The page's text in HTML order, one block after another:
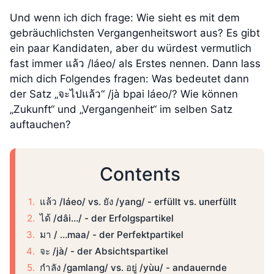
Und wenn ich dich frage: Wie sieht es mit dem
gebräuchlichsten Vergangenheitswort aus? Es gibt
ein paar Kandidaten, aber du würdest vermutlich
fast immer แล้ว /láeo/ als Erstes nennen. Dann lass
mich dich Folgendes fragen: Was bedeutet dann
der Satz „จะไปแล้ว“ /jà bpai láeo/? Wie können
„Zukunft“ und „Vergangenheit“ im selben Satz
auftauchen?
Contents
แล้ว /láeo/ vs. ยัง /yang/ - erfüllt vs. unerfüllt
ได้ /dâi…/ - der Erfolgspartikel
มา / …maa/ - der Perfektpartikel
จะ /jà/ - der Absichtspartikel
กำลัง /gamlang/ vs. อยู่ /yùu/ - andauernde